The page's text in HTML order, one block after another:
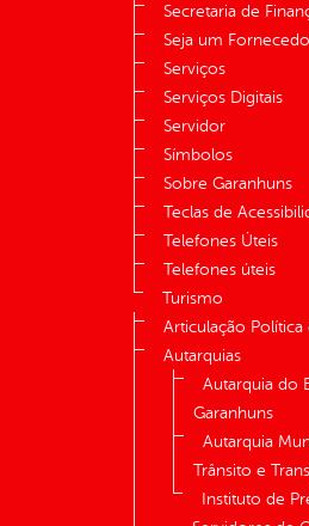
Secretaria de
Seja um
Serviços
Serviços Digitais
Servidor
Símbolos
Sobre Garanhuns
Teclas de
Telefones Úteis
Telefones úteis
Turismo
Articulação Política
Autarquias
Autarquia do
Garanhuns
Autarquia
Trânsito e
Instituto de